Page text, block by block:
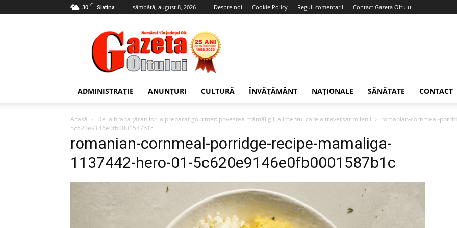
30 C Slatina sâmbătă, august 8, 2026 Despre noi Cookie Policy Reguli comentarii Contact Gazeta Oltului
Gazeta
Oltului
ADMINISTRAȚIE ANUNȚURI CULTURĂ ÎNVĂȚĂMÂNT NAȚIONALE SĂNĂTATE CONTACT
Acasă De la hrana țăranilor la preparat gourmet: povestea mămăligii, alimentul care a traversat milenii
romanian-cornmeal-
5c620e9146e0fb0001587b1c
romanian-cornmeal-porridge-recipe-mamaliga-
1137442-hero-01-5c620e9146e0fb0001587b1c